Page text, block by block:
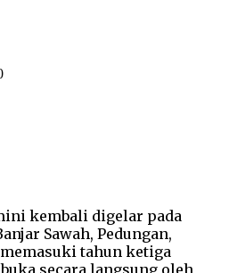
kembali digelar pada
Sawah, Pedungan,
tahun ketiga
secara langsung oleh